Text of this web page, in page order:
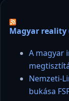
Magyar
A magyar
Nemzeti-
bukása